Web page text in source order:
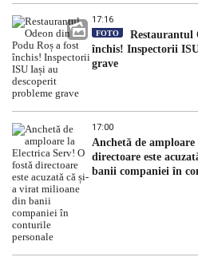
17:16
FOTO
Restaurantul
închis! Inspectorii
grave
17:00
Anchetă de
directoare este
banii companiei în